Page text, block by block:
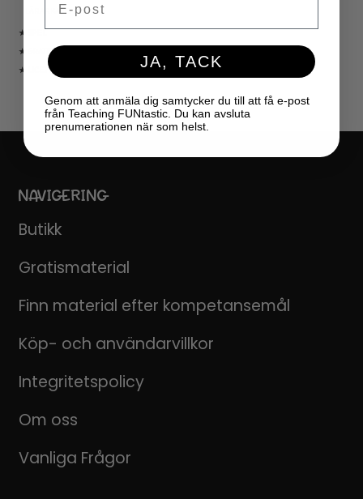
LÄRARKALENDER
★ SPEL
★ GRATIS
★ LICENSER
NAVIGERING
Butikk
Gratismaterial
Finn material efter kompetansemål
Köp- och användarvillkor
Integritetspolicy
Om oss
Vanliga Frågor
JA, TACK
Genom att anmäla dig samtycker du till att få e-post
från Teaching FUNtastic. Du kan avsluta
prenumerationen när som helst.